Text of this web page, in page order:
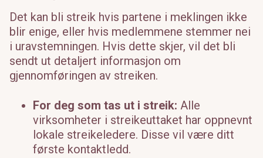
Det kan bli streik hvis partene i meklingen ikke
blir enige, eller hvis medlemmene stemmer nei
i uravstemningen. Hvis dette skjer, vil det bli
sendt ut detaljert informasjon om
gjennomføringen av streiken.
For deg som tas ut i streik: Alle
virksomheter i streikeuttaket har oppnevnt
lokale streikeledere. Disse vil være ditt
første kontaktledd.